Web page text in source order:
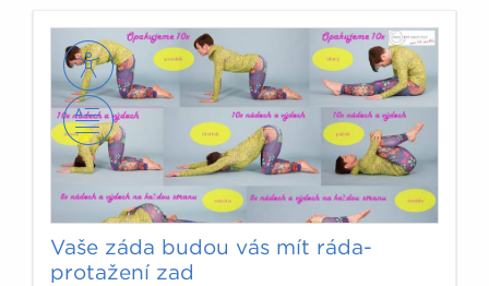
Vaše záda budou vás mít ráda-
protažení zad